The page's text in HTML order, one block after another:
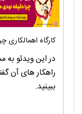
کارگاه
در این ویدئو
راهکار های آن
ببینید.